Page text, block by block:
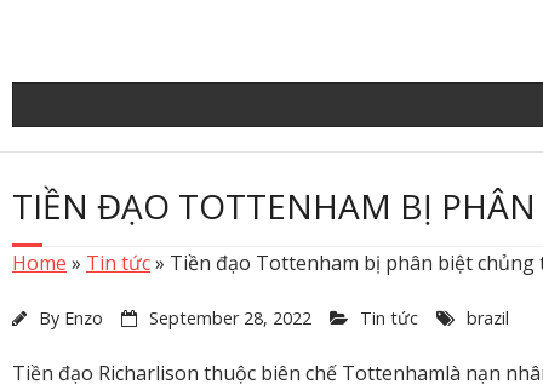
content
TIỀN ĐẠO TOTTENHAM BỊ
Home » Tin tức» Tiền đạo Tottenham bị phân biệt chủng
By Enzo September 28, 2022 Tin tức brazil
Tiền đạo Richarlison thuộc biên chế Tottenhamlà nạn